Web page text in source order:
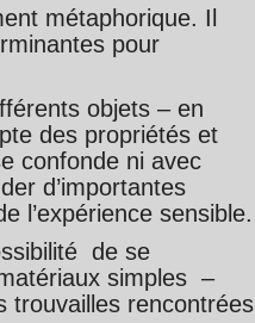
métaphorique. Il
pour
objets – en
des propriétés et
confonde ni avec
d’importantes
l’expérience sensible.
de se
simples –
trouvailles rencontrées